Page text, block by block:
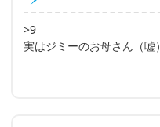
>9
実はジミーのお母さん（嘘）